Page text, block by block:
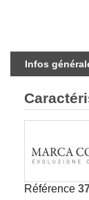
Infos
Référence